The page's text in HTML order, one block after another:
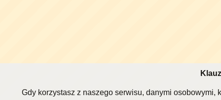
Gdy korzystasz z naszego serwisu, danymi osobowymi,